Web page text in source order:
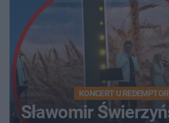
KONCERT U
Sławomir